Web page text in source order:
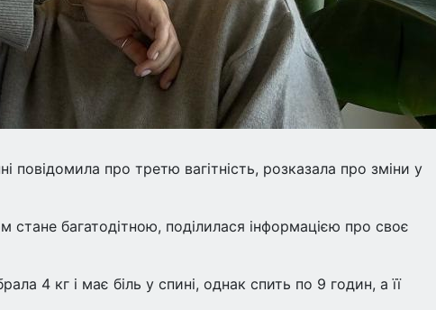
повідомила про третю вагітність, розказала про зміни у
стане багатодітною, поділилася інформацією про своє
4 кг і має біль у спині, однак спить по 9 годин, а її